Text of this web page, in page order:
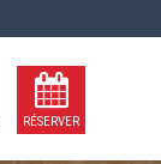
RÉSERVER